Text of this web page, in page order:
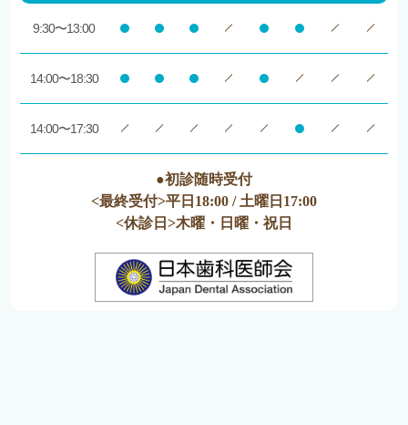
9:30〜13:00
14:00〜18:30
14:00〜17:30
●初診随時受付
<最終受付>平日18:00 / 土曜日17:00
<休診日>木曜・日曜・祝日